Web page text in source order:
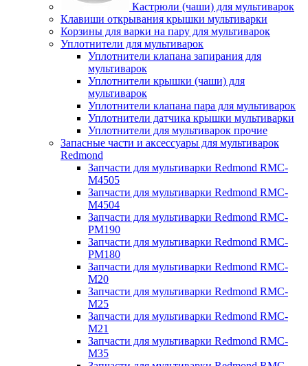
Кастрюли (чаши) для мультиварок
Клавиши открывания крышки мультиварки
Корзины для варки на пару для мультиварок
Уплотнители для мультиварок
Уплотнители клапана запирания для
мультиварок
Уплотнители крышки (чаши) для
мультиварок
Уплотнители клапана пара для мультиварок
Уплотнители датчика крышки мультиварки
Уплотнители для мультиварок прочие
Запасные части и аксессуары для мультиварок
Redmond
Запчасти для мультиварки Redmond RMC-
M4505
Запчасти для мультиварки Redmond RMC-
M4504
Запчасти для мультиварки Redmond RMC-
PM190
Запчасти для мультиварки Redmond RMC-
PM180
Запчасти для мультиварки Redmond RMC-
M20
Запчасти для мультиварки Redmond RMC-
M25
Запчасти для мультиварки Redmond RMC-
M21
Запчасти для мультиварки Redmond RMC-
M35